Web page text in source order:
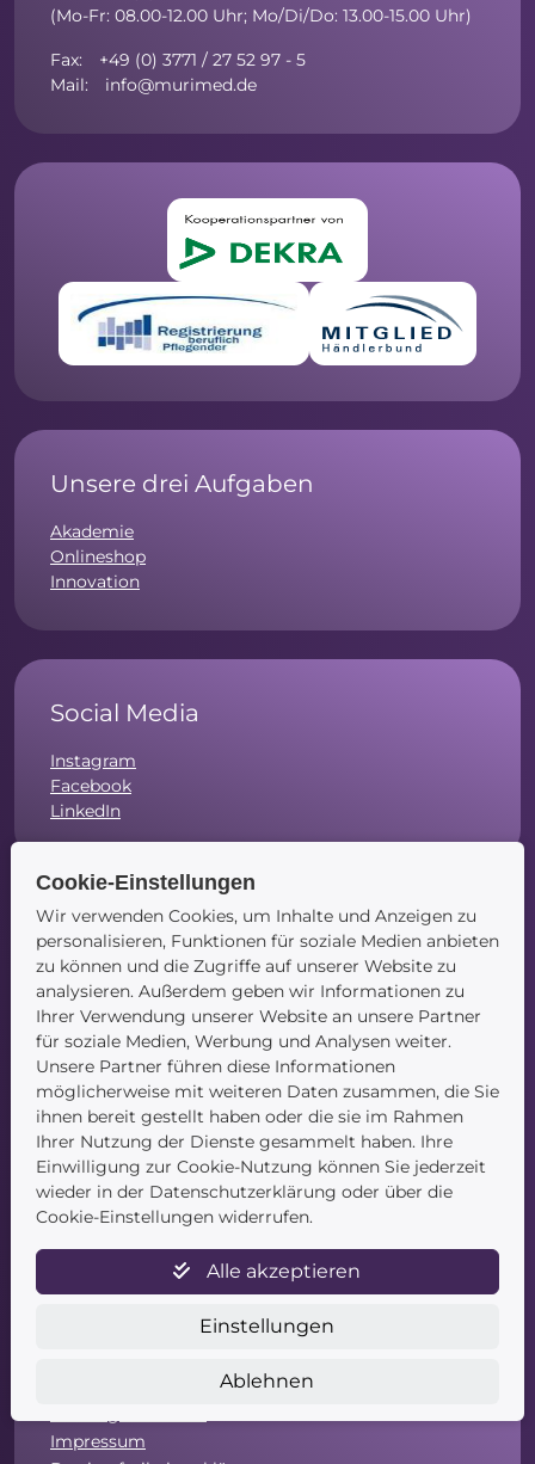
(Mo-Fr: 08.00-12.00 Uhr; Mo/Di/Do: 13.00-15.00 Uhr)
Fax: +49 (0) 3771 / 27 52 97 - 5
Mail: info@murimed.de
Unsere drei Aufgaben
Akademie
Onlineshop
Innovation
Social Media
Instagram
Facebook
LinkedIn
Navigation
Startseite
Blog
Kontakt
Service
Impressum
Cookie-Einstellungen
Wir verwenden Cookies, um Inhalte und Anzeigen zu
personalisieren, Funktionen für soziale Medien anbieten
zu können und die Zugriffe auf unserer Website zu
analysieren. Außerdem geben wir Informationen zu
Ihrer Verwendung unserer Website an unsere Partner
für soziale Medien, Werbung und Analysen weiter.
Unsere Partner führen diese Informationen
möglicherweise mit weiteren Daten zusammen, die Sie
ihnen bereit gestellt haben oder die sie im Rahmen
Ihrer Nutzung der Dienste gesammelt haben. Ihre
Einwilligung zur Cookie-Nutzung können Sie jederzeit
wieder in der Datenschutzerklärung oder über die
Cookie-Einstellungen widerrufen.
Alle akzeptieren
Einstellungen
Ablehnen